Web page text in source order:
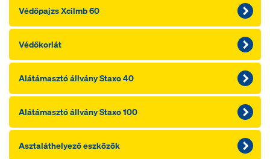
Védőpajzs Xcilmb 60
Védőkorlát
Alátámasztó állvány Staxo 40
Alátámasztó állvány Staxo 100
Asztaláthelyező eszközök